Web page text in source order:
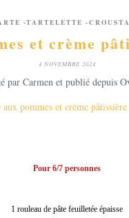
-TARTELETTE -
et crème
4 NOVEMBRE 2024
par Carmen et publié depuis
Pour 6/7 personnes
1 rouleau de pâte feuilletée épaisse